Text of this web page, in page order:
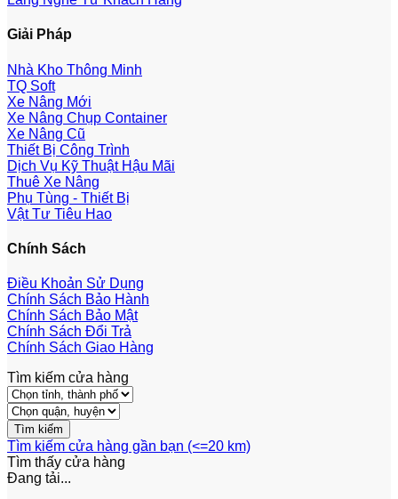
Giải Pháp
Nhà Kho Thông Minh
TQ Soft
Xe Nâng Mới
Xe Nâng Chụp Container
Xe Nâng Cũ
Thiết Bị Công Trình
Dịch Vụ Kỹ Thuật Hậu Mãi
Thuê Xe Nâng
Phụ Tùng - Thiết Bị
Vật Tư Tiêu Hao
Chính Sách
Điều Khoản Sử Dụng
Chính Sách Bảo Hành
Chính Sách Bảo Mật
Chính Sách Đổi Trả
Chính Sách Giao Hàng
Tìm kiếm cửa hàng
Tìm kiếm cửa hàng gần bạn (<=20 km)
Tìm thấy cửa hàng
Đang tải...